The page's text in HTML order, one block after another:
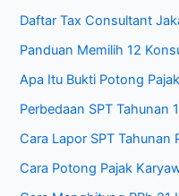
Daftar Tax Consultant
Panduan Memilih 12
Apa Itu Bukti Potong
Perbedaan SPT Tahunan
Cara Lapor SPT Tahunan
Cara Potong Pajak